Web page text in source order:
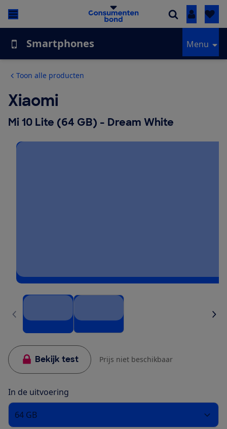
Inloggen
Smartphones Menu
Toon alle producten
Xiaomi
Mi 10 Lite (64 GB) - Dream White
Bekijk test Prijs niet beschikbaar
In de uitvoering
64 GB